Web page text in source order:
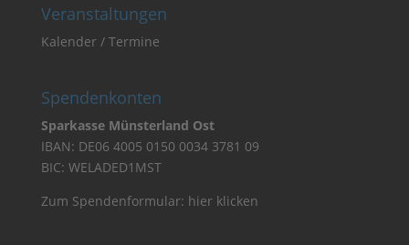
Veranstaltungen
Kalender / Termine
Spendenkonten
Sparkasse Münsterland Ost
IBAN: DE06 4005 0150 0034 3781 09
BIC: WELADED1MST
Zum Spendenformular: hier klicken